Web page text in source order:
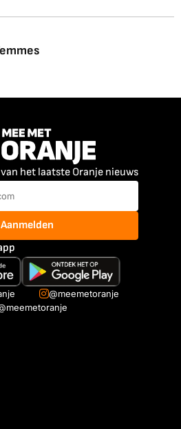
het laatste Oranje nieuws
Aanmelden
@meemetoranje